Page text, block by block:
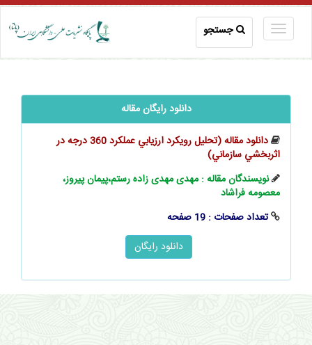
جستجو
دانلود رایگان مقاله
دانلود مقاله (تحلیل رویکرد ارزيابي عملكرد 360 درجه در
اثربخشي سازماني)
نویسندگان مقاله : مهدی مهدی زاده رستم،پيمان پيروز،
معصومه فراشاد
تعداد صفحات : 19 صفحه